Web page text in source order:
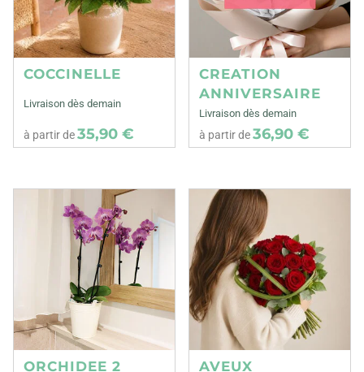
COCCINELLE
Livraison dès demain
à partir de35,90 €
CREATION
ANNIVERSAIRE
Livraison dès demain
à partir de36,90 €
ORCHIDEE 2
AVEUX